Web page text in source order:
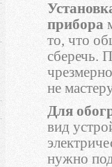
прибора
то, что
сберечь.
не
Для
вид
нужно